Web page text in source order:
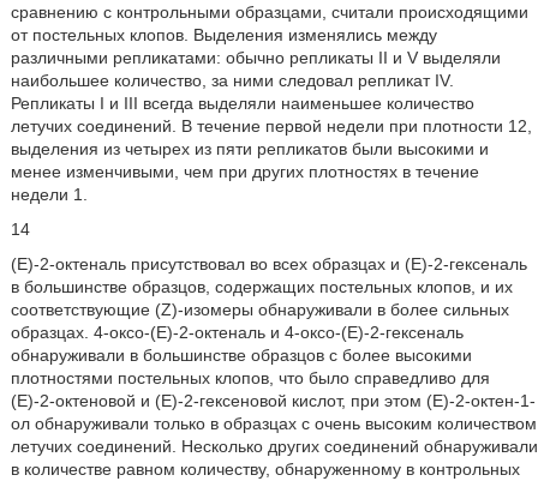
сравнению с контрольными образцами, считали происходящими
от постельных клопов. Выделения изменялись между
различными репликатами: обычно репликаты II и V выделяли
наибольшее количество, за ними следовал репликат IV.
Репликаты I и III всегда выделяли наименьшее количество
летучих соединений. В течение первой недели при плотности 12,
выделения из четырех из пяти репликатов были высокими и
менее изменчивыми, чем при других плотностях в течение
недели 1.
14
(Е)-2-октеналь присутствовал во всех образцах и (Е)-2-гексеналь
в большинстве образцов, содержащих постельных клопов, и их
соответствующие (Z)-изомеры обнаруживали в более сильных
образцах. 4-оксо-(Е)-2-октеналь и 4-оксо-(Е)-2-гексеналь
обнаруживали в большинстве образцов с более высокими
плотностями постельных клопов, что было справедливо для
(Е)-2-октеновой и (Е)-2-гексеновой кислот, при этом (Е)-2-октен-1-
ол обнаруживали только в образцах с очень высоким количеством
летучих соединений. Несколько других соединений обнаруживали
в количестве равном количеству, обнаруженному в контрольных